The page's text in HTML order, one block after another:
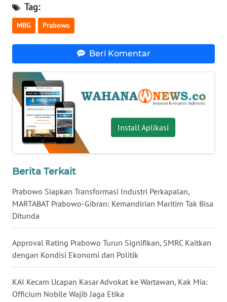
Tag:
MBG Prabowo
Beri Komentar
Install Aplikasi
Berita Terkait
Prabowo Siapkan Transformasi Industri Perkapalan,
MARTABAT Prabowo-Gibran: Kemandirian Maritim Tak Bisa
Ditunda
Approval Rating Prabowo Turun Signifikan, SMRC Kaitkan
dengan Kondisi Ekonomi dan Politik
KAI Kecam Ucapan Kasar Advokat ke Wartawan, Kak Mia:
Officium Nobile Wajib Jaga Etika
WN
JATENG
NUSANTARA
WN
JOGJA
WN
JATIM
BALI
WN
KALBAR
WN
KALTENG
WN
KALTARA